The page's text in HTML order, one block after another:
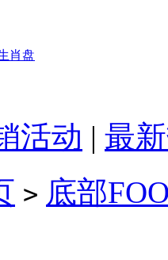
肖盘
活动 | 最
> 底部